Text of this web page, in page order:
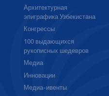
Архитектурная
эпиграфика Узбекистана
Конгрессы
100 выдающихся
рукописных шедевров
Медиа
Инновации
Медиа-ивенты